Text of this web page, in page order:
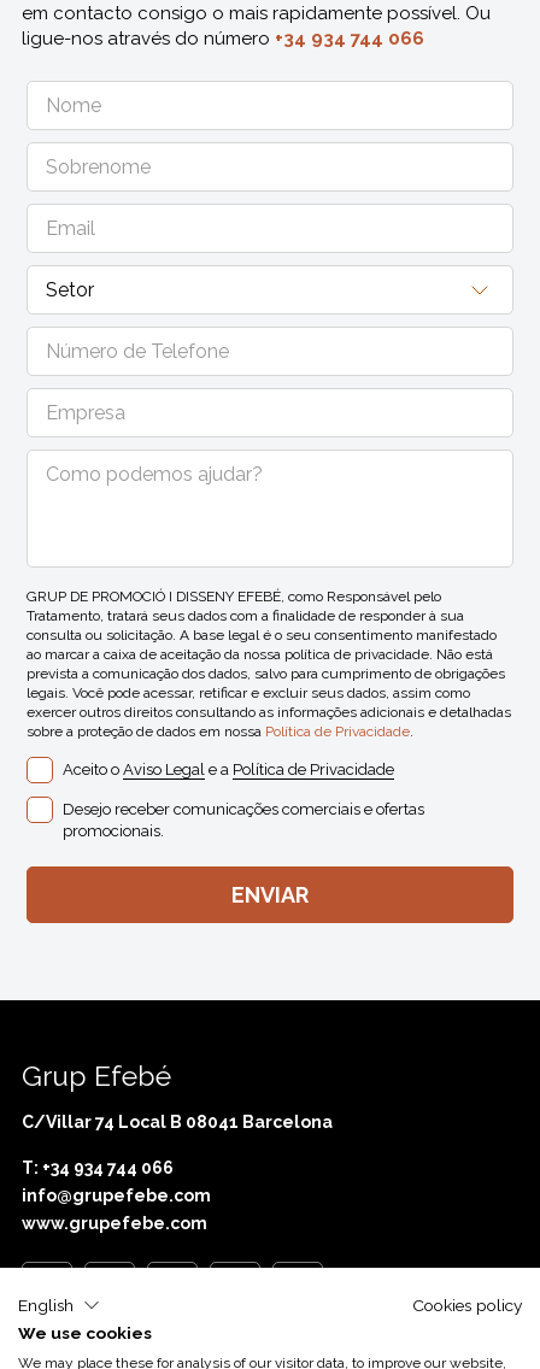
em contacto consigo o mais rapidamente possível. Ou
ligue-nos através do número +34 934 744 066
GRUP DE PROMOCIÓ I DISSENY EFEBÉ, como Responsável pelo
Tratamento, tratará seus dados com a finalidade de responder à sua
consulta ou solicitação. A base legal é o seu consentimento manifestado
ao marcar a caixa de aceitação da nossa política de privacidade. Não está
prevista a comunicação dos dados, salvo para cumprimento de obrigações
legais. Você pode acessar, retificar e excluir seus dados, assim como
exercer outros direitos consultando as informações adicionais e detalhadas
sobre a proteção de dados em nossa Política de Privacidade.
Aceito oAviso Legal e a Política de Privacidade
Desejo receber comunicações comerciais e ofertas
promocionais.
Grup Efebé
C/Villar 74 Local B 08041 Barcelona
T: +34 934 744 066
info@grupefebe.com
www.grupefebe.com
With the support ofAcció
English
Cookies policy
We use cookies
We may place these for analysis of our visitor data, to improve our website,